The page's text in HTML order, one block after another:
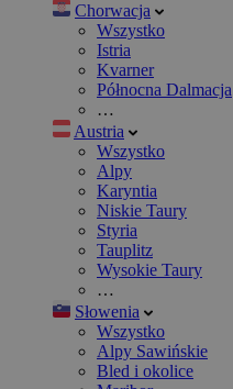
Chorwacja
Wszystko
Istria
Kvarner
Północna Dalmacja
…
Austria
Wszystko
Alpy
Karyntia
Niskie Taury
Styria
Tauplitz
Wysokie Taury
…
Słowenia
Wszystko
Alpy Sawińskie
Bled i okolice